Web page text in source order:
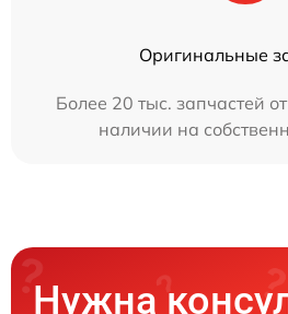
Оригинальные
Более 20 тыс. запчастей
наличии на
Нужна